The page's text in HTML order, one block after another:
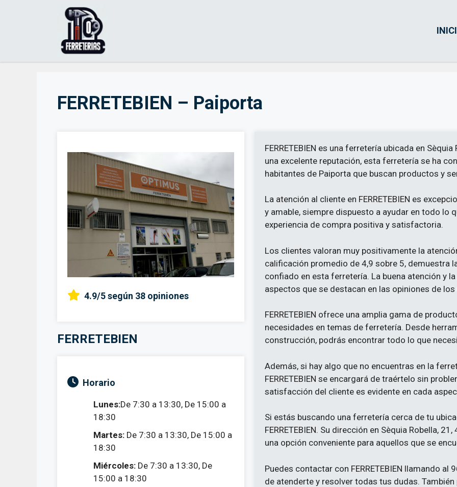
FERRETEBIEN – Paiporta
4.9/5según 38 opiniones
FERRETEBIEN
Horario
Lunes:De 7:30 a 13:30, De 15:00 a
18:30
Martes: De 7:30 a 13:30, De 15:00 a
18:30
Miércoles: De 7:30 a 13:30, De
15:00 a 18:30
FERRETEBIEN es una ferretería ubicada en
una excelente reputación, esta ferretería se ha
habitantes de Paiporta que buscan productos y
La atención al cliente en FERRETEBIEN es
y amable, siempre dispuesto a ayudar en todo lo
experiencia de compra positiva y satisfactoria.
Los clientes valoran muy positivamente la
calificación promedio de 4,9 sobre 5, demuestra
confiado en esta ferretería. La buena atención y
aspectos que se destacan en las opiniones de los
FERRETEBIEN ofrece una amplia gama de
necesidades en temas de ferretería. Desde
construcción, podrás encontrar todo lo que
Además, si hay algo que no encuentras en la
FERRETEBIEN se encargará de traértelo sin
satisfacción del cliente es evidente en cada
Si estás buscando una ferretería cerca de tu
FERRETEBIEN. Su dirección en Sèquia Robella,
una opción conveniente para aquellos que se
Puedes contactar con FERRETEBIEN llamando
de atenderte y resolver todas tus dudas.